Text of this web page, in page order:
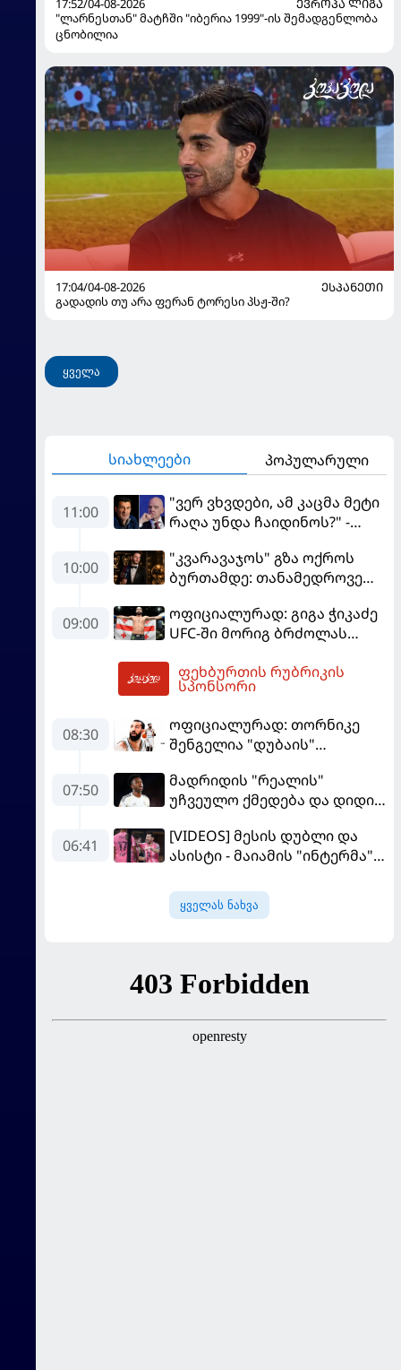
17:52/04-08-2026
ᲔᲕᲠᲝᲞᲐ ᲚᲘᲒᲐ
"ლარნესთან" მატჩში "იბერია 1999"-ის შემადგენლობა
ცნობილია
17:04/04-08-2026
ᲔᲡᲞᲐᲜᲔᲗᲘ
გადადის თუ არა ფერან ტორესი პსჟ-ში?
ყველა
სიახლეები პოპულარული
11:00
"ვერ ვხვდები, ამ კაცმა მეტი
რაღა უნდა ჩაიდინოს?" -
გადადგომას მოითხოვს
10:00
"კვარავაჯოს" გზა ოქროს
ბურთამდე: თანამედროვე
09:00
ოფიციალურად: გიგა ჭიკაძე
UFC-ში მორიგ ბრძოლას
ფეხბურთის რუბრიკის
სპონსორი
08:30
ოფიციალურად: თორნიკე
შენგელია "დუბაის"
07:50
მადრიდის "რეალის"
უჩვეულო ქმედება და დიდი
მომავალი გადაწყდა
06:41
[VIDEOS] მესის დუბლი და
ასისტი - მაიამის "ინტერმა"
ყველას ნახვა